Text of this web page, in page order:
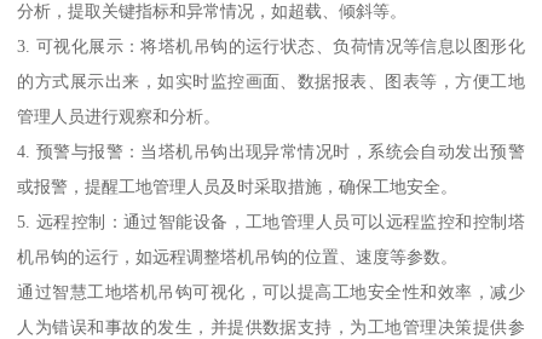
分析，提取关键指标和异常情况，如超载、倾斜等。
3. 可视化展示：将塔机吊钩的运行状态、负荷情况等信息以图形化
的方式展示出来，如实时监控画面、数据报表、图表等，方便工地
管理人员进行观察和分析。
4. 预警与报警：当塔机吊钩出现异常情况时，系统会自动发出预警
或报警，提醒工地管理人员及时采取措施，确保工地安全。
5. 远程控制：通过智能设备，工地管理人员可以远程监控和控制塔
机吊钩的运行，如远程调整塔机吊钩的位置、速度等参数。
通过智慧工地塔机吊钩可视化，可以提高工地安全性和效率，减少
人为错误和事故的发生，并提供数据支持，为工地管理决策提供参